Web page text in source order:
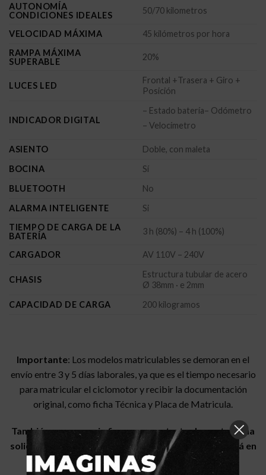
AUTONOMÍA
CONDICIONES IDEALES
50/70 kilometros
VELOCIDAD MÁXIMA
45 kilómetros por hora
RAMPA MÁXIMA
SUPERABLE
20%
LUCES LED
Frontal +Trasera + Giro +
Posición
INDICADOR DIGITAL
– Estado batería– Odómetro
– Velocímetro
ASIENTO
Doble, con maleta
BOCINA
Sí
BLUETOOTH
No
ALARMA INTELIGENTE
Si
TIEMPO DE CARGA DE LA
BATERÍA
3 h (80%) – 4 h (100%)
CARGADOR AV 110V – 240V
CHASIS
Estructura tubular de acero
Ø 38mm · e 2mm
CAPACIDAD DE CARGA
200 kilogramos
Importante: Los modelos matriculables se demoran en el
envío entre 3 y 5 días laborales, ya que es el tiempo necesario
para matricular el ciclomotor y recibir la documentación
original, como ficha Técnica y Placa de Matricula.
Tambiénes necesario firmar un contrato de venta y una
solicitud de Matriculación. Nuestro equipo se pondrá en
contacto con el comprador para enviarle dichos